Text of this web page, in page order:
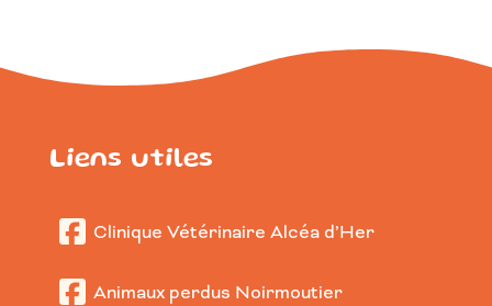
Liens utiles
Clinique Vétérinaire Alcéa d’Her
Animaux perdus Noirmoutier